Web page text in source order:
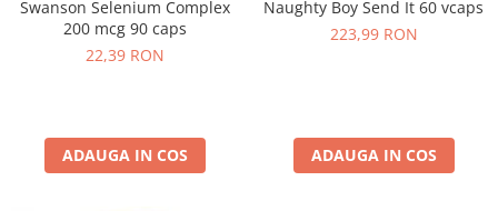
Swanson Selenium Complex
200 mcg 90 caps
22,39 RON
ADAUGA IN COS
Naughty Boy Send It 60 vcaps
223,99 RON
ADAUGA IN COS